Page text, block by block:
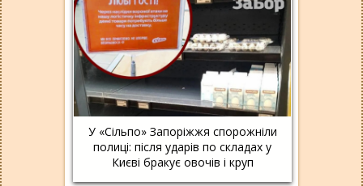
У «Сільпо» Запоріжжя спорожніли
полиці: після ударів по складах у
Києві бракує овочів і круп